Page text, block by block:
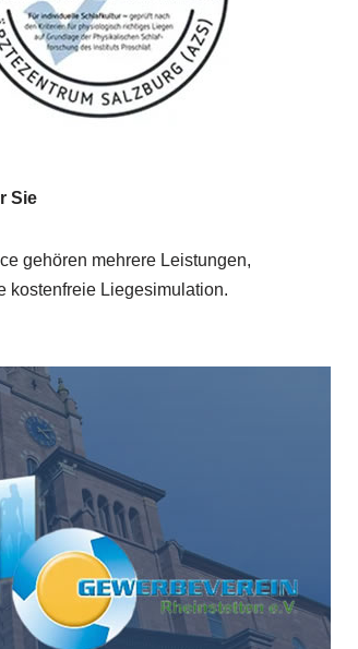
Sie
gehören mehrere Leistungen,
kostenfreie Liegesimulation.